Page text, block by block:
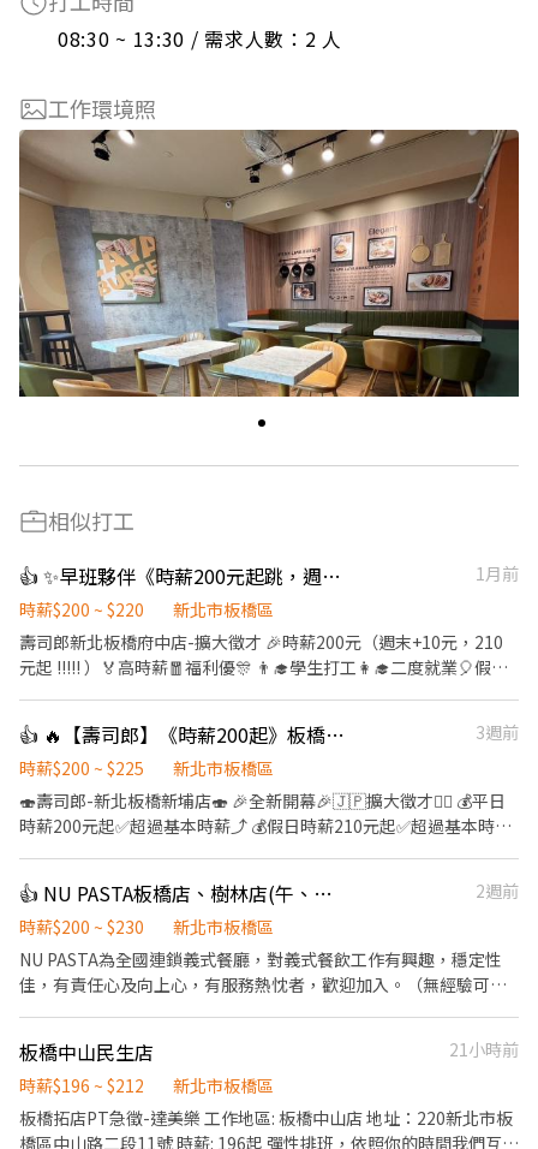
08:30 ~ 13:30 / 需求人數：2 人
工作環境照
相似打工
👍 ✨早班夥伴《時薪200元起跳，週末再+10元 》🔥【日商壽司郎】新北板橋府中店-早班計時人員⭐️歡迎二度就業、學生實習⭐️」
1月前
時薪$200 ~ $220
新北市板橋區
壽司郎新北板橋府中店-擴大徵才 🎉時薪200元（週末+10元，210
元起 !!!!! ）🏅高時薪🧧福利優🎊 👨‍🎓學生打工👩‍🎓二度就業🎈假日
歡迎開學打工、假日兼職、二度就業、外籍學生、實習簽約。 ✅️彈
性排班：08:30~23:30(請於面試時與主管確認班表) ⏰早班時段 9:00
～19:00 ✅️不管是平日早班、週末假日班、放學後打烊班皆有職缺，
歡迎直接投遞履歷！ ⭕工作內容 ▪外場 帶客入座→介紹、服務→
護......等。 ✨️在職教育訓練完善，無經驗者也OK✨️ ⭕獎金福利 ▪生
日禮券！ ▪員工用餐優惠！ ▪不定期活動競賽獎金！ ▪一年4次考
入職，期滿可獲得3,000～10,000元獎金！ ⭕企業魅力 ▪「以人為
本」注重團隊合作及交流，採納同仁的意見，提升參與感 ▪除學習
到日本商業禮儀、衛生知識及專業的烹飪技巧，還可接觸店鋪的經
營管理，例如：成本控管及數據分析等專業知識 ▪升遷快速且制度
加班費為5分鐘為單位計算，重視員工的辛勤付出 ▪計畫拓展全台
灣，讓更多人有機會品嚐美味平價壽司，致力成為頂尖品牌 ⭕基本
👍 🔥【壽司郎】《時薪200起》板橋新埔店-兼職🌟彈性排班🌟假日時薪210$
3週前
時薪$200 ~ $225
新北市板橋區
🍣壽司郎-新北板橋新埔店🍣 🎉全新開幕🎉🇯🇵擴大徵才🙆‍♀️ 💰平日
時薪200元起✅️超過基本時薪⤴️ 💰假日時薪210元起✅️超過基本時薪
可以上手❤️ ⭕招募條件 ✅️良好職前教育訓練，無經驗者也可以加
入！！！ ✅️歡迎開學打工、假日兼職、二度就業、外籍學生、實習
簽約。 ✅️彈性排班：09:00~23:00(請於面試時與店長確認班表) ✅️不
管是平日早班、週末假日班、放學後打烊班皆有職缺，歡迎直接投
備、整理→餐點製作→提供餐點→餐具清洗→環境整理維護......等。
▪洗碗區🫧 餐具清洗、環境整理整頓、環境清洗......等。 ✨️在職教育
訓練完善，無經驗者也OK✨️ ⭕獎金福利 ▪生日禮券！ ▪員工用餐
優惠！ ▪不定期活動競賽獎金！ ▪一年4次考核及調薪！！！ ▪加
👍 NU PASTA板橋店、樹林店(午、晚班長期兼職)
2週前
時薪$200 ~ $230
新北市板橋區
NU PASTA為全國連鎖義式餐廳，對義式餐飲工作有興趣，穩定性
佳，有責任心及向上心，有服務熱忱者，歡迎加入。（無經驗可、
144巷2號(近捷運亞東醫院站2號出口250公尺) **樹林北大店：樹林
區佳園路三段168號(時薪196起月結現金) 【工作內容】 1.提供客人
專業、即時的服務，給予客人美好的用餐感受。 2.遵照標準作業流
程，學習內外場各站之工作技能(如：義大利麵、餐點製作、吧檯、
板橋中山民生店
21小時前
時薪$196 ~ $212
新北市板橋區
板橋拓店PT急徵-達美樂 工作地區: 板橋中山店 地址：220新北市板
橋區中山路二段11號 時薪: 196起 彈性排班，依照你的時間我們互相